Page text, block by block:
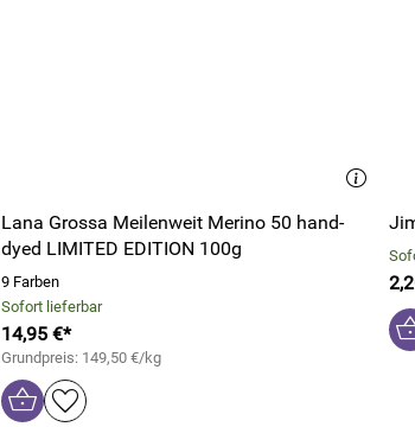
Lana Grossa Meilenweit Merino 50 hand-
dyed LIMITED EDITION 100g
9 Farben
Sofort lieferbar
14,95 €*
Grundpreis: 149,50 €/kg